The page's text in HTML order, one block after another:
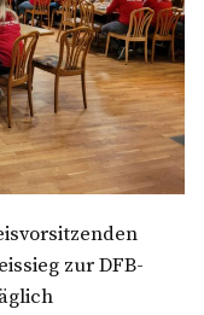
zur DFB-